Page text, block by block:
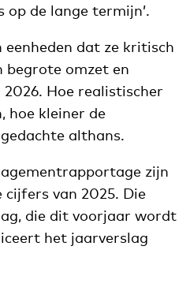
op de lange termijn’.
dat ze kritisch
begrote omzet en
Hoe realistischer
hoe kleiner de
althans.
zijn
van 2025. Die
die dit voorjaar wordt
het jaarverslag